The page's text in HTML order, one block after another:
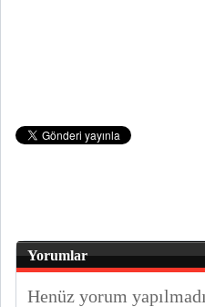
Yorumlar
Henüz yorum